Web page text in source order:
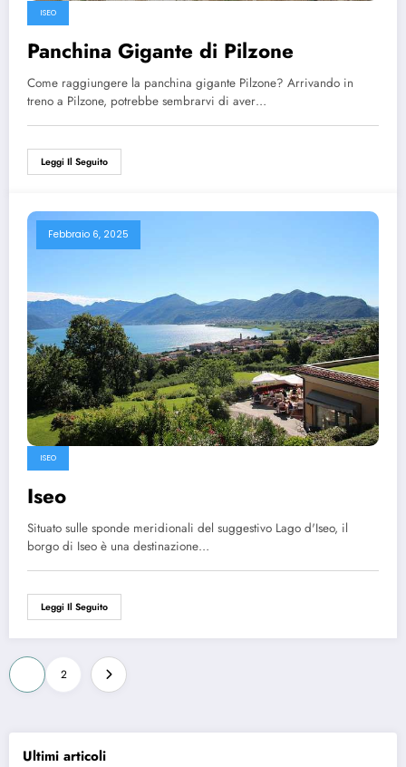
ISEO
Panchina Gigante di Pilzone
Come raggiungere la panchina gigante Pilzone? Arrivando in
treno a Pilzone, potrebbe sembrarvi di aver…
Leggi Il Seguito
Febbraio 6, 2025
ISEO
Iseo
Situato sulle sponde meridionali del suggestivo Lago d'Iseo, il
borgo di Iseo è una destinazione…
Leggi Il Seguito
Paginazione
degli
articoli
2
Ultimi articoli